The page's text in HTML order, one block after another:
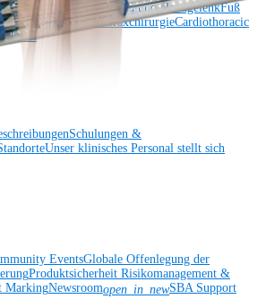
Hand und HandgelenkFuß
Herz-ThoraxchirurgieCardiothoracic
Schulungen &
Unser klinisches Personal stellt sich
EventsGlobale Offenlegung der
Produktsicherheit Risikomanagement &
MarkingNewsroomopen_in_newSBA Support